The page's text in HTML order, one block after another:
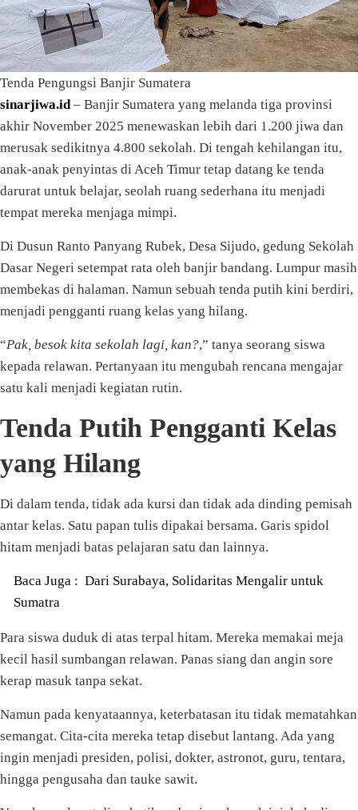
Tenda Pengungsi Banjir Sumatera
sinarjiwa.id – Banjir Sumatera yang melanda tiga provinsi
akhir November 2025 menewaskan lebih dari 1.200 jiwa dan
merusak sedikitnya 4.800 sekolah. Di tengah kehilangan itu,
anak-anak penyintas di Aceh Timur tetap datang ke tenda
darurat untuk belajar, seolah ruang sederhana itu menjadi
tempat mereka menjaga mimpi.
Di Dusun Ranto Panyang Rubek, Desa Sijudo, gedung Sekolah
Dasar Negeri setempat rata oleh banjir bandang. Lumpur masih
membekas di halaman. Namun sebuah tenda putih kini berdiri,
menjadi pengganti ruang kelas yang hilang.
“Pak, besok kita sekolah lagi, kan?,” tanya seorang siswa
kepada relawan. Pertanyaan itu mengubah rencana mengajar
satu kali menjadi kegiatan rutin.
Tenda Putih Pengganti Kelas
yang Hilang
Di dalam tenda, tidak ada kursi dan tidak ada dinding pemisah
antar kelas. Satu papan tulis dipakai bersama. Garis spidol
hitam menjadi batas pelajaran satu dan lainnya.
Baca Juga : Dari Surabaya, Solidaritas Mengalir untuk
Sumatra
Para siswa duduk di atas terpal hitam. Mereka memakai meja
kecil hasil sumbangan relawan. Panas siang dan angin sore
kerap masuk tanpa sekat.
Namun pada kenyataannya, keterbatasan itu tidak mematahkan
semangat. Cita-cita mereka tetap disebut lantang. Ada yang
ingin menjadi presiden, polisi, dokter, astronot, guru, tentara,
hingga pengusaha dan tauke sawit.